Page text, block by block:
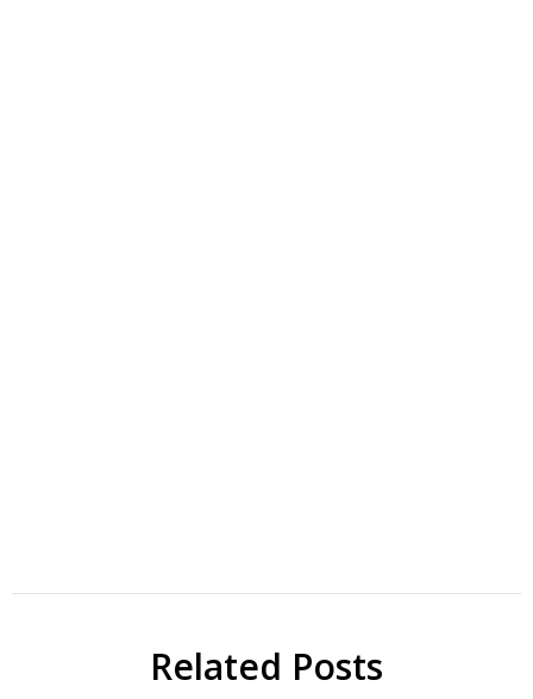
Related Posts